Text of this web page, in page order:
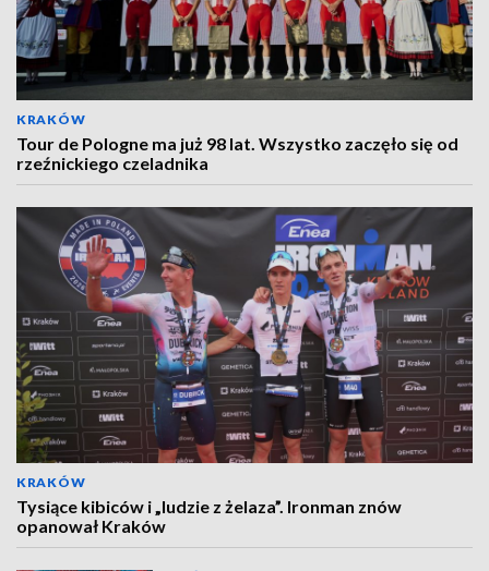
KRAKÓW
Tour de Pologne ma już 98 lat. Wszystko zaczęło się od
rzeźnickiego czeladnika
KRAKÓW
Tysiące kibiców i „ludzie z żelaza”. Ironman znów
opanował Kraków